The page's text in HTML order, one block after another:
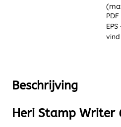
Beschrijving
Heri Stamp